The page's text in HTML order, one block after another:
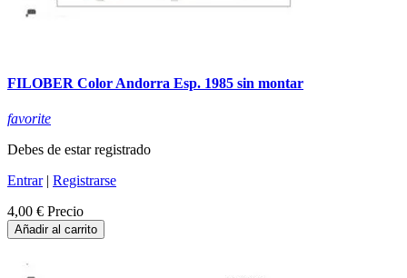
FILOBER Color Andorra Esp. 1985 sin montar
favorite
Debes de estar registrado
Entrar| Registrarse
4,00 € Precio
Añadir al carrito